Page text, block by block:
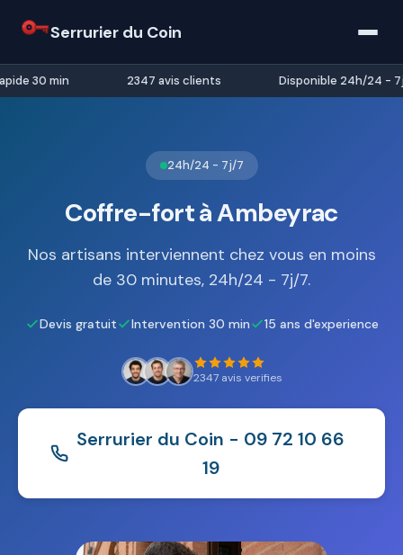
Serrurier du Coin
30 min 2347 avis clients Disponible 24h/24 -
24h/24 - 7j/7
Coffre-fort à Ambeyrac
Nos artisans interviennent chez vous en moins
de 30 minutes, 24h/24 - 7j/7.
Devis gratuit Intervention 30 min 15 ans d'experience
2347 avis verifies
Serrurier du Coin - 09 72 10 66
19